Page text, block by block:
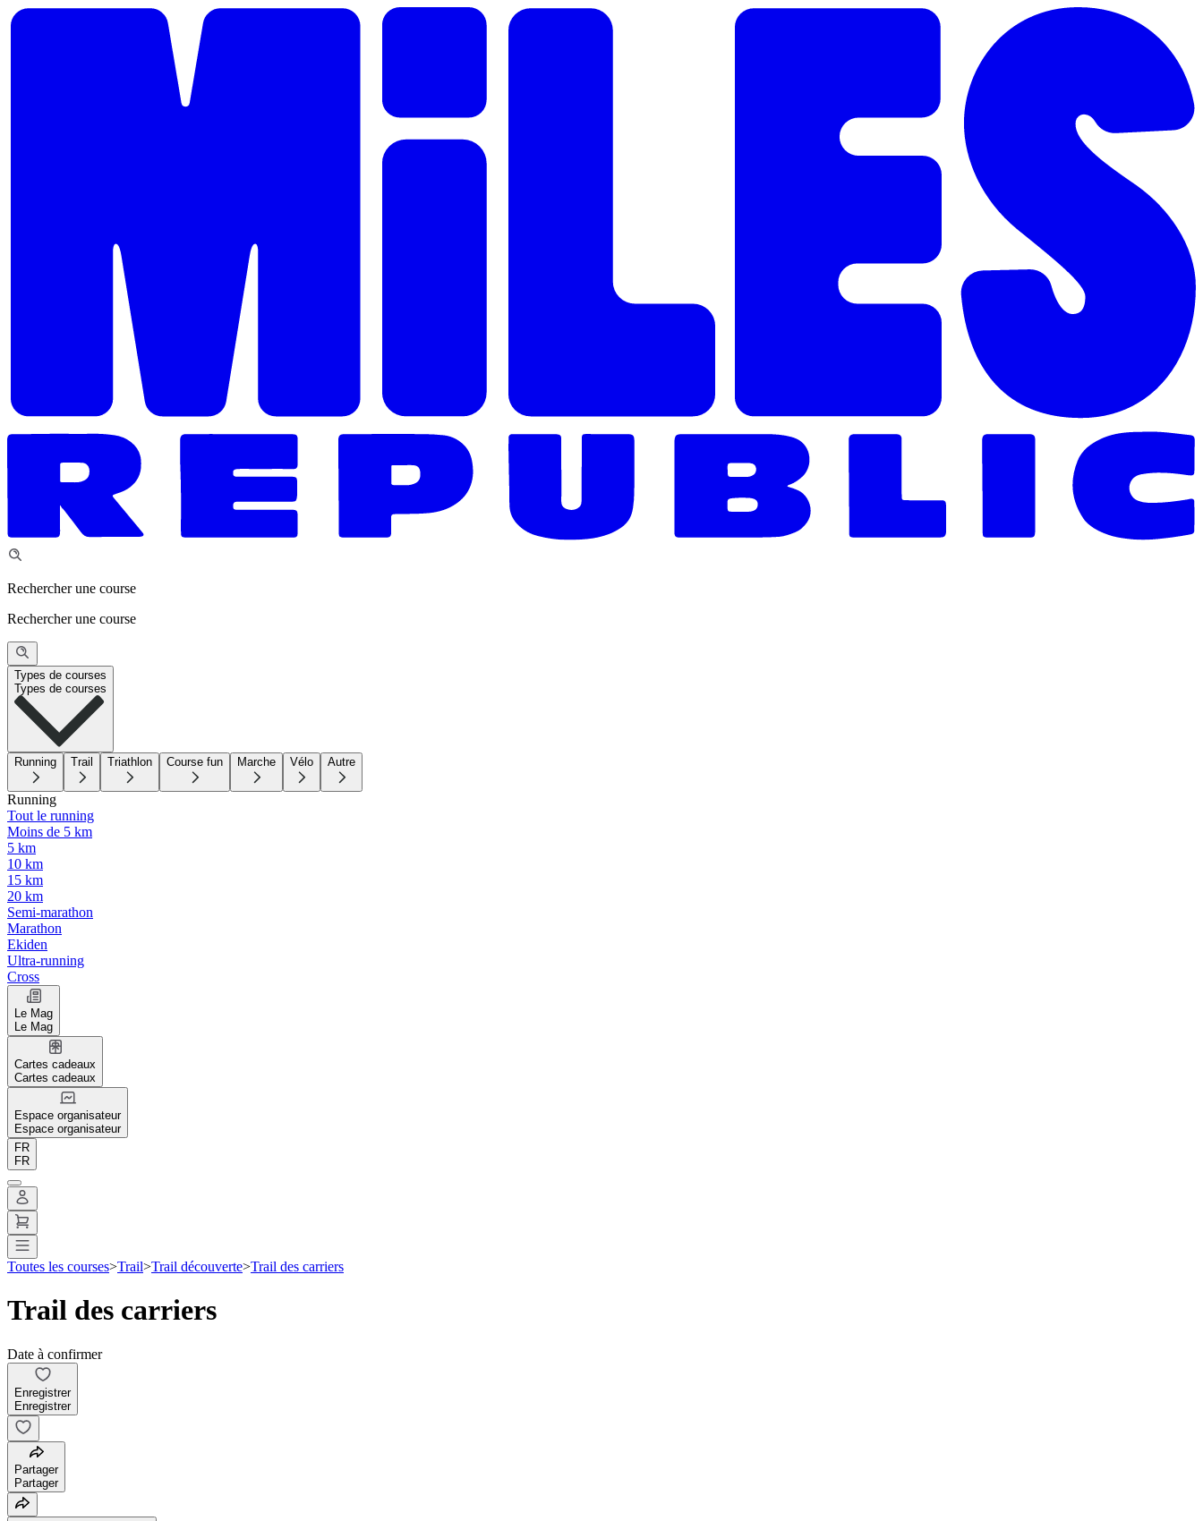
Rechercher une course
Rechercher une course
Types de courses
Types de courses
Running Trail Triathlon Course fun Marche Vélo Autre
Running
Tout le running
Moins de 5 km
5 km
10 km
15 km
20 km
Semi-marathon
Marathon
Ekiden
Ultra-running
Cross
Le Mag
Le Mag
Cartes cadeaux
Cartes cadeaux
Espace organisateur
Espace organisateur
FR
FR
Toutes les courses>Trail>Trail découverte>Trail des carriers
Trail des carriers
Date à confirmer
Enregistrer
Enregistrer
Partager
Partager